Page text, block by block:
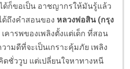
ด้ก็ขอเป็น อาชญากรให้มันรู้แล้ว
ด้ถึงคำสอนของ หลวงพ่อสิน (กรุง
คารพของเพลิงตั้งแต่เด็ก ที่สอน
มดีที่จะเป็นเกราะคุ้มภัย เพลิง
ชั่ววูบ แต่เปลี่ยนใจหาทางหนี